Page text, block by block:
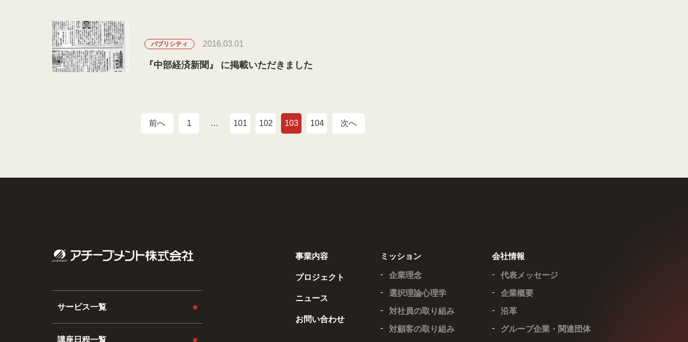
パブリシティ 2016.03.01
『中部経済新聞』 に掲載いただきました
前へ 1 … 101 102 103 104 次へ
サービス一覧
講座日程一覧
事業内容
プロジェクト
ニュース
お問い合わせ
ミッション
企業理念
選択理論心理学
対社員の取り組み
対顧客の取り組み
会社情報
代表メッセージ
企業概要
沿革
グループ企業・関連団体